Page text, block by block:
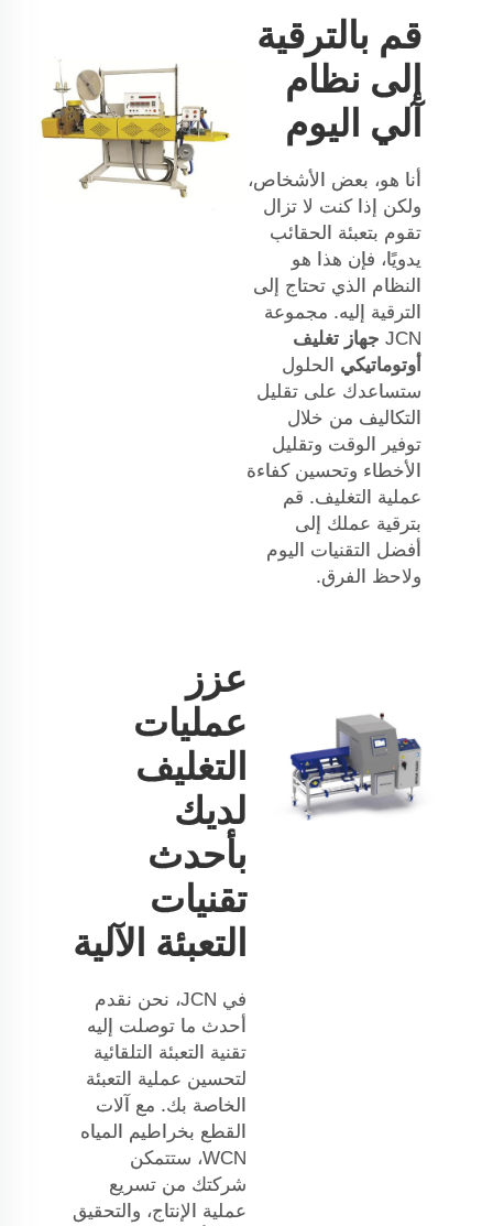
قم بالترقية
إلى نظام
آلي اليوم
أنا هو، بعض الأشخاص،
ولكن إذا كنت لا تزال
تقوم بتعبئة الحقائب
يدويًا، فإن هذا هو
النظام الذي تحتاج إلى
الترقية إليه. مجموعة
JCN جهاز تغليف
أوتوماتيكي
الحلول
ستساعدك على تقليل
التكاليف من خلال
توفير الوقت وتقليل
الأخطاء وتحسين كفاءة
عملية التغليف. قم
بترقية عملك إلى
أفضل التقنيات اليوم
ولاحظ الفرق.
عزز
عمليات
التغليف
لديك
بأحدث
تقنيات
التعبئة الآلية
في JCN، نحن نقدم
أحدث ما توصلت إليه
تقنية التعبئة التلقائية
لتحسين عملية التعبئة
الخاصة بك. مع آلات
القطع بخراطيم المياه
WCN، ستتمكن
شركتك من تسريع
عملية الإنتاج، والتحقيق